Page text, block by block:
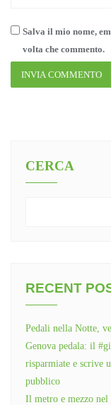
Salva il mio nome,
volta che commento.
CERCA
RECENT
Pedali nella Notte,
Genova pedala: il
risparmiate e scrive
pubblico
Il metro e mezzo